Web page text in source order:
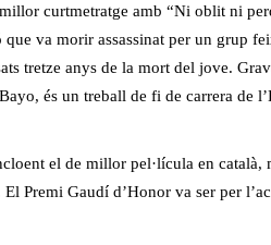
curtmetratge amb “Ni oblit ni
va morir assassinat per un grup
tretze anys de la mort del jove.
és un treball de fi de carrera de
el de millor pel·lícula en català,
Premi Gaudí d’Honor va ser per